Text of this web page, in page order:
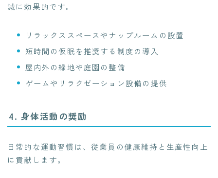
減に効果的です。
リラックススペースやナップルームの設置
短時間の仮眠を推奨する制度の導入
屋内外の緑地や庭園の整備
ゲームやリラクゼーション設備の提供
4. 身体活動の奨励
日常的な運動習慣は、従業員の健康維持と生産性向上
に貢献します。